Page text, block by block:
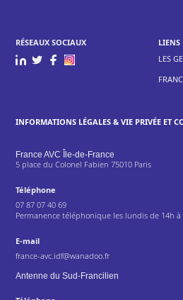
RÉSEAUX SOCIAUX
LIENS
LES
INFORMATIONS LÉGALES & VIE PRIVÉE ET
France AVC Île-de-France
5 place du Colonel Fabien 75010 Paris
Téléphone
07 87 07 40 69
Permanence téléphonique les lundis de 14h à
E-mail
france-avc.idf@wanadoo.fr
Antenne du Sud-Francilien